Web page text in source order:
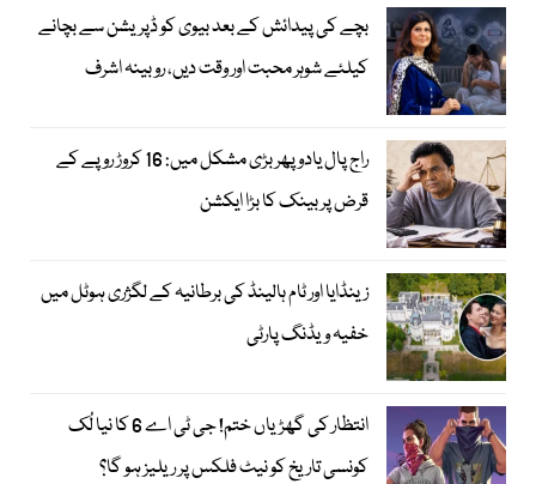
بچے کی پیدائش کے بعد بیوی کو ڈپریشن سے بچانے
کیلئے شوہر محبت اور وقت دیں، روبینہ اشرف
راج پال یادو پھر بڑی مشکل میں: 16 کروڑ روپے کے
قرض پر بینک کا بڑا ایکشن
زینڈایا اور ٹام ہالینڈ کی برطانیہ کے لگژری ہوٹل میں
خفیہ ویڈنگ پارٹی
انتظار کی گھڑیاں ختم! جی ٹی اے 6 کا نیا لُک
کونسی تاریخ کو نیٹ فلکس پر ریلیز ہو گا؟